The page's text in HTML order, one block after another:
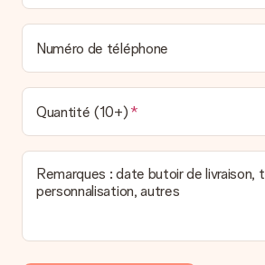
Numéro de téléphone
Quantité (10+)
Remarques : date butoir de livraison,
personnalisation, autres